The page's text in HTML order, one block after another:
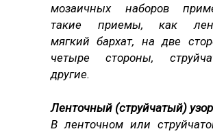
мозаичных наборов
такие приемы, как
мягкий бархат, на две
четыре стороны,
другие.
Ленточный (струйчатый) узор
В ленточном или